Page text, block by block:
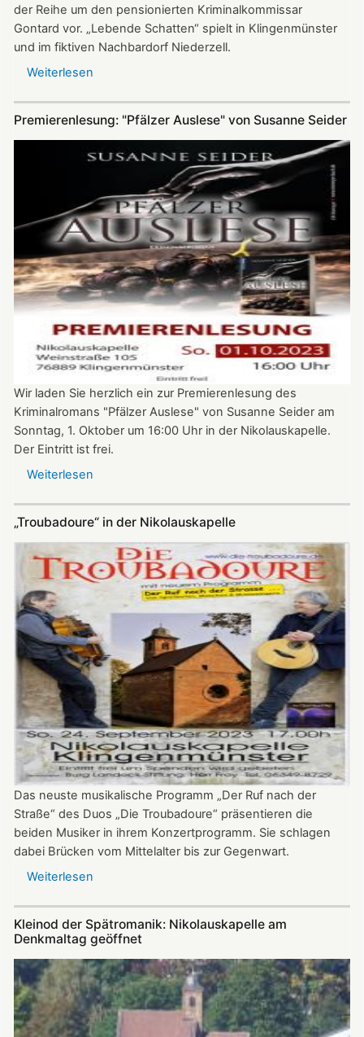
der Reihe um den pensionierten Kriminalkommissar
Gontard vor. „Lebende Schatten“ spielt in Klingenmünster
und im fiktiven Nachbardorf Niederzell.
Weiterlesen
-
in
der
Nikolauskapelle
Premierenlesung: "Pfälzer Auslese" von Susanne Seider
Wir laden Sie herzlich ein zur Premierenlesung des
Kriminalromans "Pfälzer Auslese" von Susanne Seider am
Sonntag, 1. Oktober um 16:00 Uhr in der Nikolauskapelle.
Der Eintritt ist frei.
Weiterlesen
Auslese"
von
Susanne
Seider
„Troubadoure“ in der Nikolauskapelle
Das neuste musikalische Programm „Der Ruf nach der
Straße“ des Duos „Die Troubadoure“ präsentieren die
beiden Musiker in ihrem Konzertprogramm. Sie schlagen
dabei Brücken vom Mittelalter bis zur Gegenwart.
Weiterlesen
der
Nikolauskapelle
Kleinod der Spätromanik: Nikolauskapelle am
Denkmaltag geöffnet